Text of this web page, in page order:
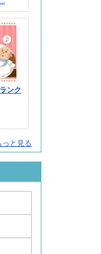
ンク
と見る